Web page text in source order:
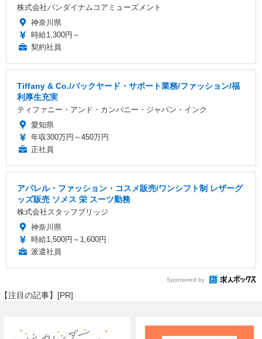
株式会社バンダイナムコアミューズメント
神奈川県
時給1,300円～
契約社員
Tiffany & Co./バックヤード・サポート業務/ファッション/福
利厚生充実
ティファニー・アンド・カンパニー・ジャパン・インク
愛知県
年収300万円～450万円
正社員
アパレル・ファッション・コスメ販売/ワンシフト制 レザーグ
ッズ販売 ソメス 栄 スーツ勤務
株式会社スタッフブリッジ
神奈川県
時給1,500円～1,600円
派遣社員
Sponsored by
【注目の記事】[PR]